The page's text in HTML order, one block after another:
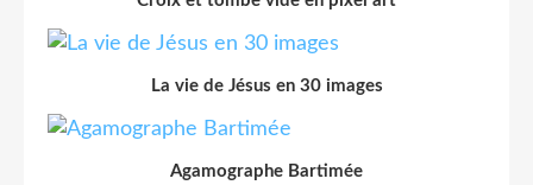
La vie de Jésus en 30 images
Agamographe Bartimée